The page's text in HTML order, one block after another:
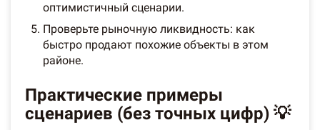
оптимистичный сценарии.
Проверьте рыночную ликвидность: как
быстро продают похожие объекты в этом
районе.
Практические примеры
сценариев (без точных цифр) 💡